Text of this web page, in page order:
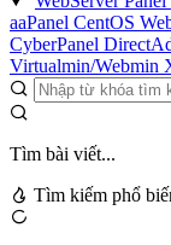
aaPanel CentOS
CyberPanel
Virtualmin/Webmin
Tìm bài viết...
Tìm kiếm phổ